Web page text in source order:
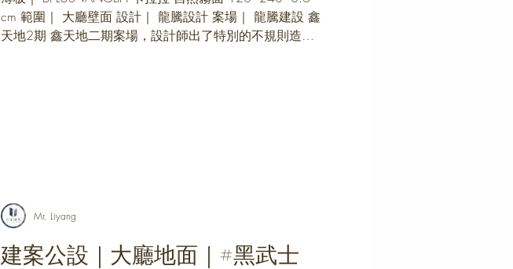
cm 範圍｜ 大廳壁面 設計｜ 龍騰設計 案場｜ 龍騰建設 鑫
天地2期 鑫天地二期案場，設計師出了特別的不規則造型
建案公設｜大廳地面｜#黑武士
Mr. Liyang